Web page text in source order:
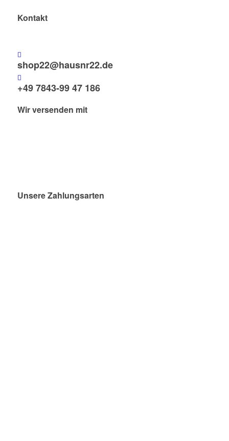
Kontakt
shop22@hausnr22.de
+49 7843-99 47 186
Wir versenden mit
Unsere Zahlungsarten